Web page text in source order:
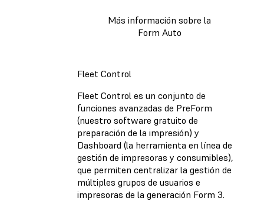
Más información sobre la
Form Auto
Fleet Control
Fleet Control es un conjunto de
funciones avanzadas de PreForm
(nuestro software gratuito de
preparación de la impresión) y
Dashboard (la herramienta en línea de
gestión de impresoras y consumibles),
que permiten centralizar la gestión de
múltiples grupos de usuarios e
impresoras de la generación Form 3.